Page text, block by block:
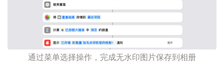
通过菜单选择操作，完成无水印图片保存到相册